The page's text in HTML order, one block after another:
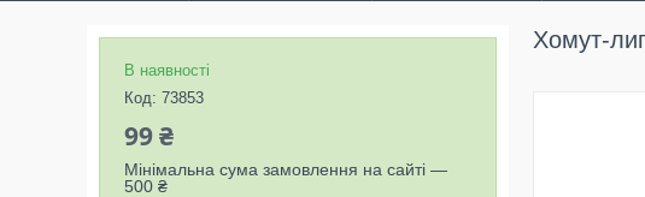
Хомут-
В наявності
Код: 73853
99 ₴
Мінімальна сума замовлення на сайті —
500 ₴